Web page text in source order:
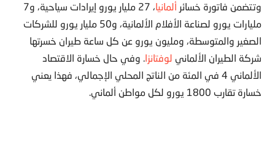
وتتضمن فاتورة خسائرألمانيا
، 27 مليار يورو إيرادات سياحية، و7
مليارات يورو لصناعة الأفلام الألمانية، و50 مليار يورو للشركات
الصغير والمتوسطة، ومليون يورو عن كل ساعة طيران خسرتها
شركة الطيران الألماني لوفتانزا. وفي حال خسارة الاقتصاد
الألماني 4 في المئة من الناتج المحلي الإجمالي، فهذا يعني
خسارة تقارب 1800 يورو لكل مواطن ألماني.